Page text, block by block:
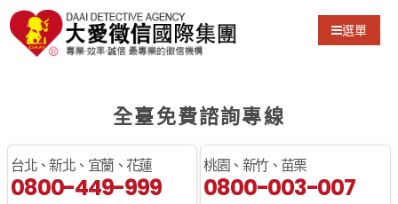
選單
全臺免費諮詢專線
台北、新北、宜蘭、花蓮
0800-449-999
桃園、新竹、苗栗
0800-003-007